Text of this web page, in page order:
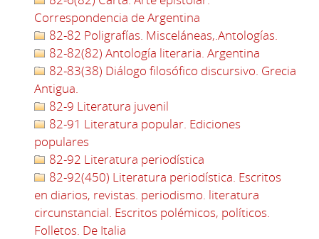
Correspondencia de Argentina
82-82 Poligrafías. Misceláneas,.Antologías.
82-82(82) Antología literaria. Argentina
82-83(38) Diálogo filosófico discursivo. Grecia
Antigua.
82-9 Literatura juvenil
82-91 Literatura popular. Ediciones
populares
82-92 Literatura periodística
82-92(450) Literatura periodística. Escritos
en diarios, revistas. periodismo. literatura
circunstancial. Escritos polémicos, políticos.
Folletos. De Italia